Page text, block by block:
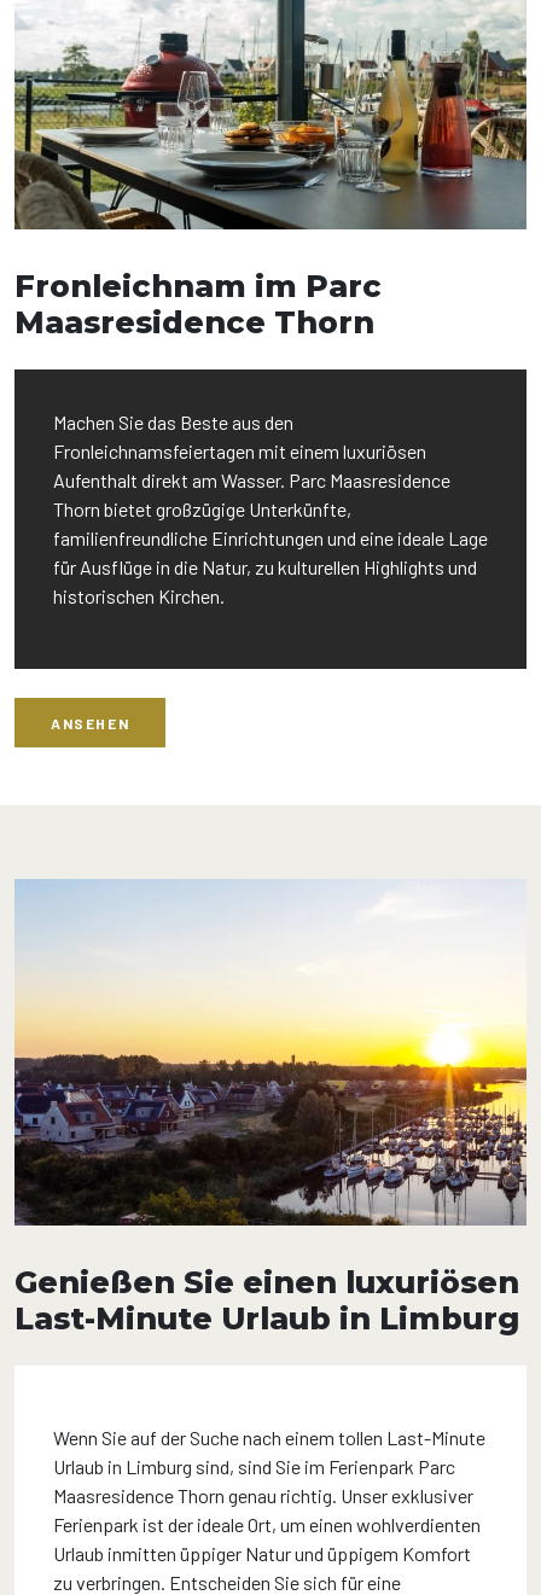
Fronleichnam im Parc
Maasresidence Thorn
Machen Sie das Beste aus den
Fronleichnamsfeiertagen mit einem luxuriösen
Aufenthalt direkt am Wasser. Parc Maasresidence
Thorn bietet großzügige Unterkünfte,
familienfreundliche Einrichtungen und eine ideale Lage
für Ausflüge in die Natur, zu kulturellen Highlights und
historischen Kirchen.
ANSEHEN
Genießen Sie einen luxuriösen
Last-Minute Urlaub in Limburg
Wenn Sie auf der Suche nach einem tollen Last-Minute
Urlaub in Limburg sind, sind Sie im Ferienpark Parc
Maasresidence Thorn genau richtig. Unser exklusiver
Ferienpark ist der ideale Ort, um einen wohlverdienten
Urlaub inmitten üppiger Natur und üppigem Komfort
zu verbringen. Entscheiden Sie sich für eine